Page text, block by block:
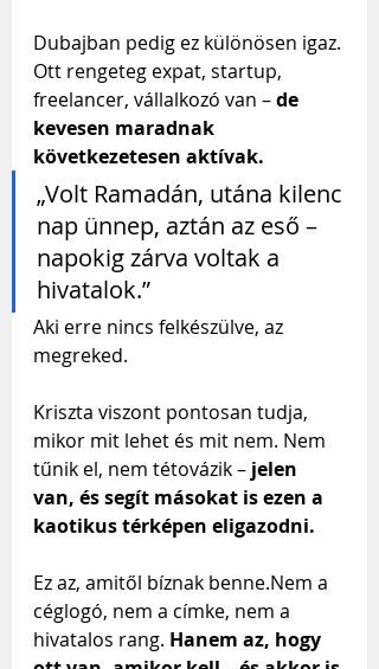
Dubajban pedig ez különösen igaz.
Ott rengeteg expat, startup,
freelancer, vállalkozó van – de
kevesen maradnak
következetesen aktívak.
„Volt Ramadán, utána kilenc
nap ünnep, aztán az eső –
napokig zárva voltak a
hivatalok.”
Aki erre nincs felkészülve, az
megreked.
Kriszta viszont pontosan tudja,
mikor mit lehet és mit nem. Nem
tűnik el, nem tétovázik – jelen
van, és segít másokat is ezen a
kaotikus térképen eligazodni.
Ez az, amitől bíznak benne.Nem a
céglogó, nem a címke, nem a
hivatalos rang. Hanem az, hogy